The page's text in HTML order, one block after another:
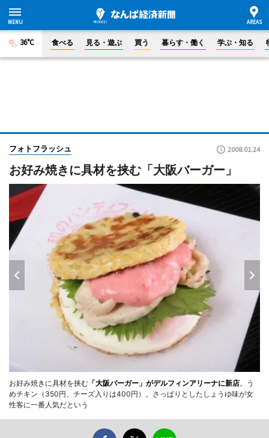
36°C 食べる 見る・遊ぶ 買う 暮らす・働く 学ぶ・知る
フォトフラッシュ 2008.01.24
お好み焼きに具材を挟む「大阪バーガー」
お好み焼きに具材を挟む 「大阪バーガー」がデルフィンアリーナに新店。う
めチキン（350円、チーズ入りは400円）。さっぱりとしたしょうゆ味が女
性客に一番人気だという